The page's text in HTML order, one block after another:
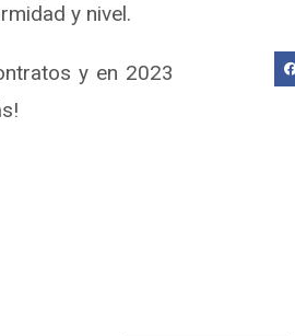
y nivel.
y en 2023